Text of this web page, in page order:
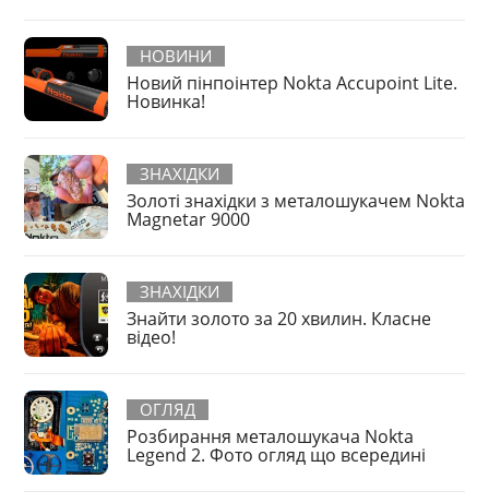
НОВИНИ
Новий пінпоінтер Nokta Accupoint Lite.
Новинка!
ЗНАХІДКИ
Золоті знахідки з металошукачем Nokta
Magnetar 9000
ЗНАХІДКИ
Знайти золото за 20 хвилин. Класне
відео!
ОГЛЯД
Розбирання металошукача Nokta
Legend 2. Фото огляд що всередині